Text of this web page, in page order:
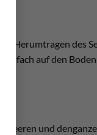
Herumtragen des
auf den
leeren und